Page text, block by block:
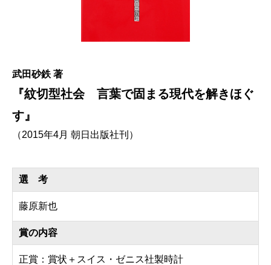
武田砂鉄 著
『紋切型社会 言葉で固まる現代を解きほぐ
す』
（2015年4月 朝日出版社刊）
選 考
藤原新也
賞の内容
正賞：賞状＋スイス・ゼニス社製時計